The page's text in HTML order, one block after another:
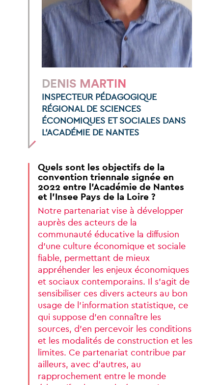
DENIS MARTIN
INSPECTEUR PÉDAGOGIQUE
RÉGIONAL DE SCIENCES
ÉCONOMIQUES ET SOCIALES DANS
L’ACADÉMIE DE NANTES
Quels sont les objectifs de la
convention triennale signée en
2022 entre l’Académie de Nantes
et
l’Insee Pays de la Loire ?
Notre partenariat vise à développer
auprès des acteurs de la
communauté éducative la diffusion
d’une culture économique et sociale
fiable, permettant de mieux
appréhender les enjeux économiques
et sociaux contemporains. s’agit de
sensibiliser ces divers acteurs au bon
usage de l’information statistique, ce
qui suppose d’en connaître les
sources, d’en percevoir les conditions
et
les modalités de construction et
les
limites. Ce partenariat contribue par
ailleurs, avec d’autres, au
rapprochement entre le monde